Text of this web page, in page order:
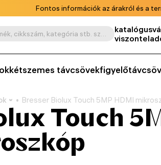
Fontos információk az árakról és a
Keresés termék, cikkszám, kategória stb. szerint katalógus
kétszemes távcsövek
Bresser Biolux Touch 5MP HDMI
Touch